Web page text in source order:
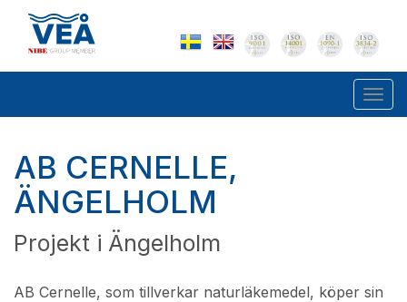
AB CERNELLE,
ÄNGELHOLM
Projekt i Ängelholm
AB Cernelle, som tillverkar naturläkemedel, köper sin